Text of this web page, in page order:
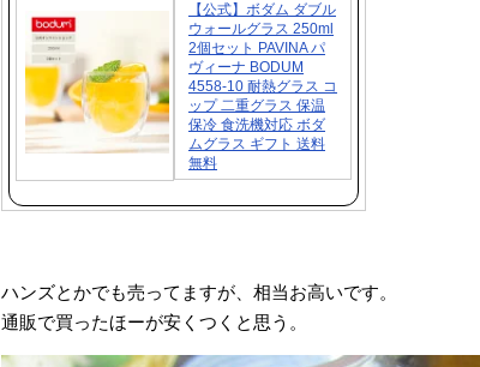
【公式】ボダム ダブル
ウォールグラス 250ml
2個セット PAVINA パ
ヴィーナ BODUM
4558-10 耐熱グラス コ
ップ 二重グラス 保温
保冷 食洗機対応 ボダ
ムグラス ギフト 送料
無料
ハンズとかでも売ってますが、相当お高いです。
通販で買ったほーが安くつくと思う。